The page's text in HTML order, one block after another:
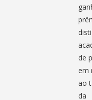
de
em
ao
da